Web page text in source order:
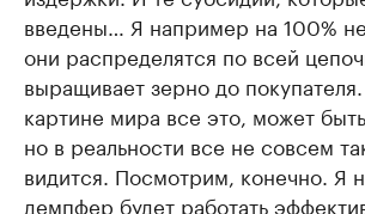
введены… Я например на 100%
они распределятся по всей
выращивает зерно до
картине мира все это, может
но в реальности все не совсем
видится. Посмотрим, конечно. Я
демпфер будет работать